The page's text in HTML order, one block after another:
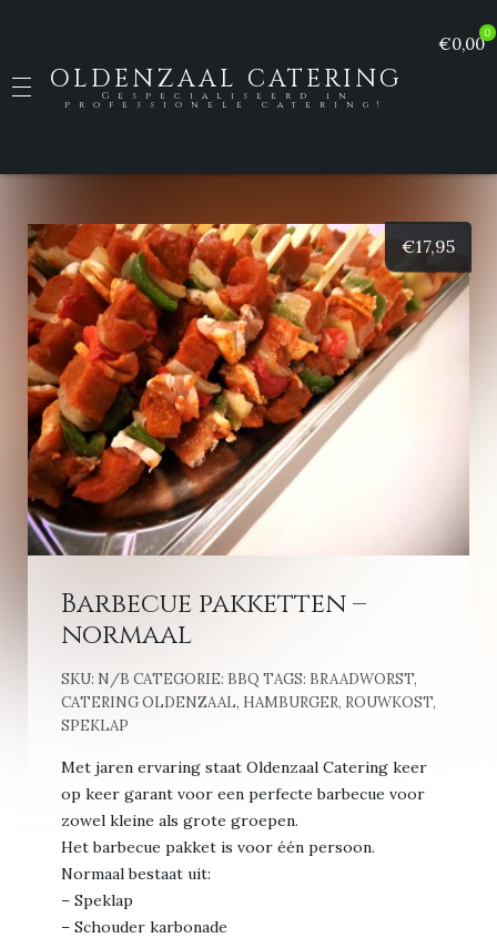
OLDENZAAL CATERING
Gespecialiseerd in
professionele catering!
0
€0,00
€17,95
Barbecue pakketten –
normaal
SKU: N/B CATEGORIE: BBQ TAGS: BRAADWORST,
CATERING OLDENZAAL, HAMBURGER, ROUWKOST,
SPEKLAP
Met jaren ervaring staat Oldenzaal Catering keer
op keer garant voor een perfecte barbecue voor
zowel kleine als grote groepen.
Het barbecue pakket is voor één persoon.
Normaal bestaat uit:
– Speklap
– Schouder karbonade